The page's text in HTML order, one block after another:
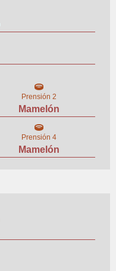
Prensión 2
Mamelón
Prensión 4
Mamelón